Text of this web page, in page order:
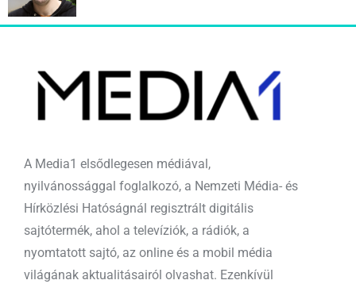
A Media1 elsődlegesen médiával,
nyilvánossággal foglalkozó, a Nemzeti Média- és
Hírközlési Hatóságnál regisztrált digitális
sajtótermék, ahol a televíziók, a rádiók, a
nyomtatott sajtó, az online és a mobil média
világának aktualitásairól olvashat. Ezenkívül